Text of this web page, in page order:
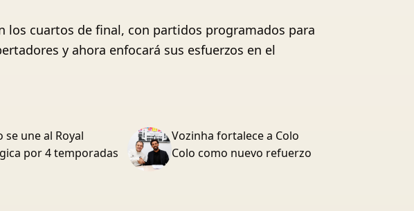
los cuartos de final, con partidos programados para
y ahora enfocará sus esfuerzos en el
se une al Royal
por 4 temporadas
Vozinha fortalece a Colo
Colo como nuevo refuerzo